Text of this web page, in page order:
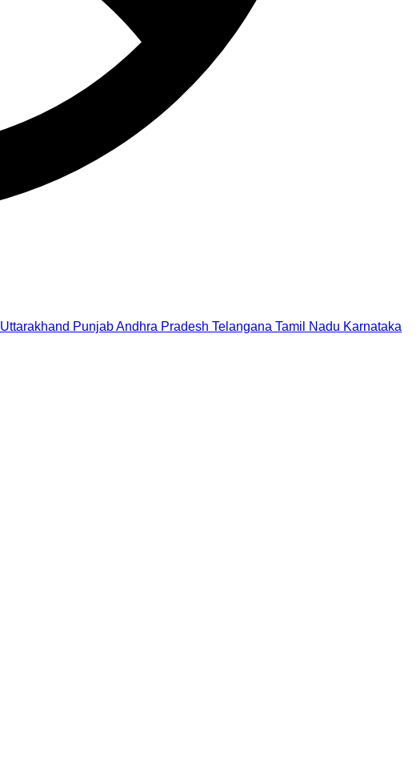
Uttarakhand PunjabAndhra Pradesh Telangana Tamil Nadu Karnataka